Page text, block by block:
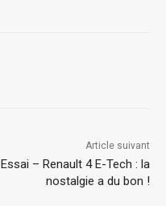
Article suivant
Essai – Renault 4 E-Tech : la
nostalgie a du bon !